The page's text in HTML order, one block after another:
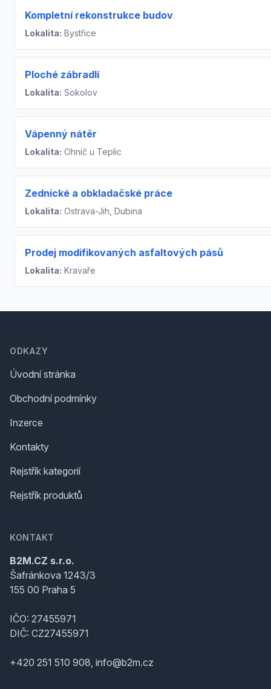
Kompletní rekonstrukce budov
Lokalita: Bystřice
Ploché zábradlí
Lokalita: Sokolov
Vápenný nátěr
Lokalita: Ohníč u Teplic
Zednické a obkladačské práce
Lokalita: Ostrava-Jih, Dubina
Prodej modifikovaných asfaltových pásů
Lokalita: Kravaře
ODKAZY
Úvodní stránka
Obchodní podmínky
Inzerce
Kontakty
Rejstřík kategorií
Rejstřík produktů
KONTAKT
B2M.CZ s.r.o.
Šafránkova 1243/3
155 00 Praha 5
IČO: 27455971
DIČ: CZ27455971
+420 251 510 908, info@b2m.cz